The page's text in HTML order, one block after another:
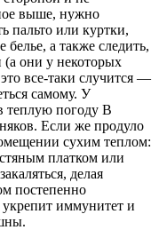
выше, нужно
пальто или куртки,
а также следить,
они у некоторых
все-таки случится —
самому. У
теплую погоду В
Если же продуло
сухим теплом:
платком или
делая
постепенно
иммунитет и